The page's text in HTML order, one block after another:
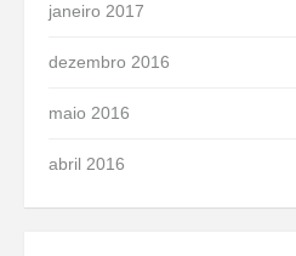
janeiro 2017
dezembro 2016
maio 2016
abril 2016